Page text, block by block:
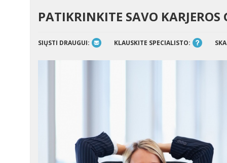
PATIKRINKITE SAVO KARJEROS
SIŲSTI DRAUGUI: KLAUSKITE SPECIALISTO: